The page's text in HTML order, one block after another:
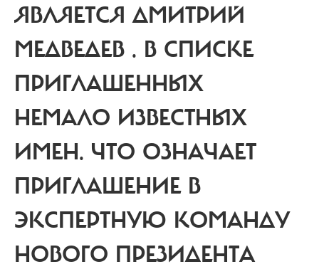
ЯВЛЯЕТСЯ ДМИТРИЙ
МЕДВЕДЕВ . В СПИСКЕ
ПРИГЛАШЕННЫХ
НЕМАЛО ИЗВЕСТНЫХ
ИМЕН. ЧТО ОЗНАЧАЕТ
ПРИГЛАШЕНИЕ В
ЭКСПЕРТНУЮ КОМАНДУ
НОВОГО ПРЕЗИДЕНТА